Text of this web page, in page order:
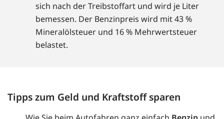
sich nach der Treibstoffart und wird je Liter
bemessen. Der Benzinpreis wird mit 43 %
Mineralölsteuer und 16 % Mehrwertsteuer
belastet.
Tipps zum Geld und Kraftstoff sparen